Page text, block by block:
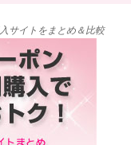
サイトをまとめ＆比較